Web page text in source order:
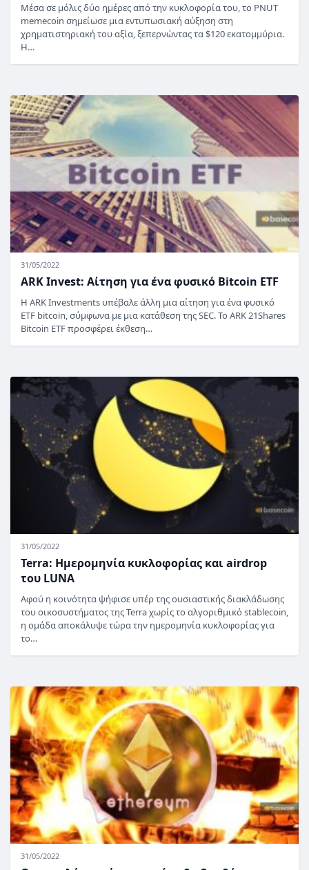
Μέσα σε μόλις δύο ημέρες από την κυκλοφορία του, το PNUT
memecoin σημείωσε μια εντυπωσιακή αύξηση στη
χρηματιστηριακή του αξία, ξεπερνώντας τα $120 εκατομμύρια.
Η…
31/05/2022
ARK Invest: Αίτηση για ένα φυσικό Bitcoin ETF
Η ARK Investments υπέβαλε άλλη μια αίτηση για ένα φυσικό
ETF bitcoin, σύμφωνα με μια κατάθεση της SEC. Το ARK 21Shares
Bitcoin ETF προσφέρει έκθεση…
31/05/2022
Terra: Ημερομηνία κυκλοφορίας και airdrop
του LUNA
Αφού η κοινότητα ψήφισε υπέρ της ουσιαστικής διακλάδωσης
του οικοσυστήματος της Terra χωρίς το αλγοριθμικό stablecoin,
η ομάδα αποκάλυψε τώρα την ημερομηνία κυκλοφορίας για
το…
31/05/2022